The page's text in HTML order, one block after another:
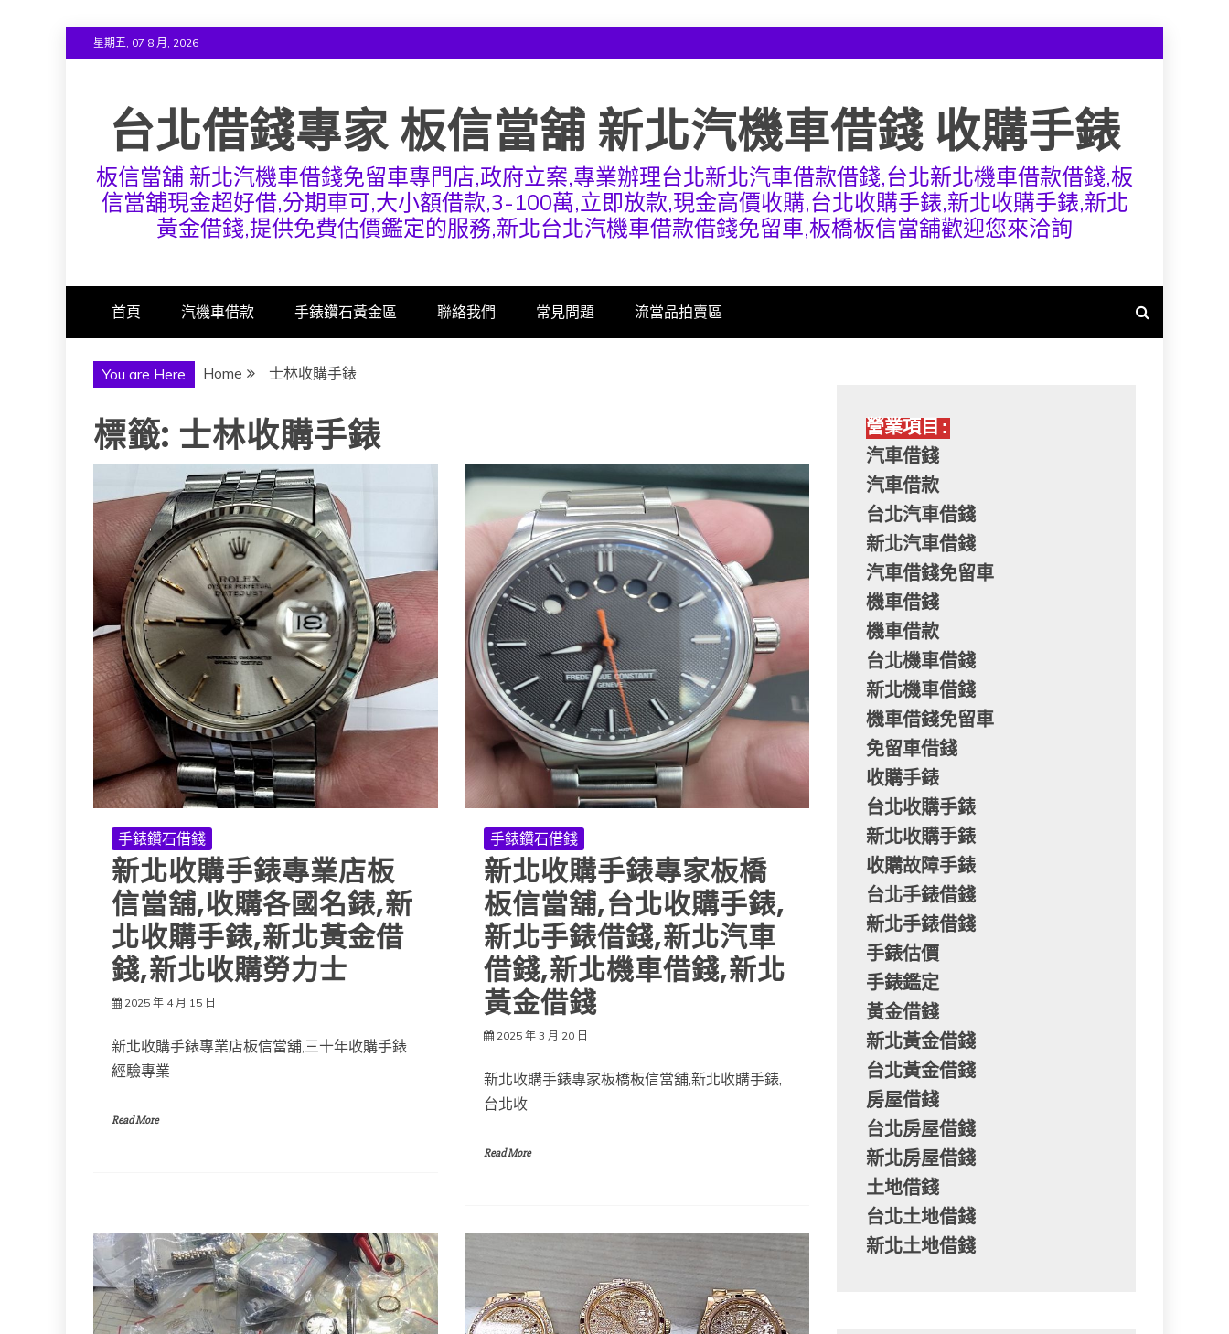
to
星期五, 07 8 月, 2026
台北借錢專家 板信當舖 新北汽機車借錢 收購手錶
板信當舖 新北汽機車借錢免留車專門店,政府立案,專業辦理台北新北汽車借款借錢,台北新北機車借款借錢,板
信當舖現金超好借,分期車可,大小額借款,3-100萬,立即放款,現金高價收購,台北收購手錶,新北收購手錶,新北
黃金借錢,提供免費估價鑑定的服務,新北台北汽機車借款借錢免留車,板橋板信當舖歡迎您來洽詢
首頁 汽機車借款 手錶鑽石黃金區 聯絡我們 常見問題 流當品拍賣區
You are Here Home 士林收購手錶
標籤: 士林收購手錶
手錶鑽石借錢
新北收購手錶專業店板
信當舖,收購各國名錶,新
北收購手錶,新北黃金借
錢,新北收購勞力士
2025 年 4 月 15 日
新北收購手錶專業店板信當舖,三十年收購手錶
經驗專業
Read More
手錶鑽石借錢
新北收購手錶專家板橋
板信當舖,台北收購手錶,
新北手錶借錢,新北汽車
借錢,新北機車借錢,新北
黃金借錢
2025 年 3 月 20 日
新北收購手錶專家板橋板信當舖,新北收購手錶,
台北收
Read More
營業項目:
汽車借錢
汽車借款
台北汽車借錢
新北汽車借錢
汽車借錢免留車
機車借錢
機車借款
台北機車借錢
新北機車借錢
機車借錢免留車
免留車借錢
收購手錶
台北收購手錶
新北收購手錶
收購故障手錶
台北手錶借錢
新北手錶借錢
手錶估價
手錶鑑定
黃金借錢
新北黃金借錢
台北黃金借錢
房屋借錢
台北房屋借錢
新北房屋借錢
土地借錢
台北土地借錢
新北土地借錢